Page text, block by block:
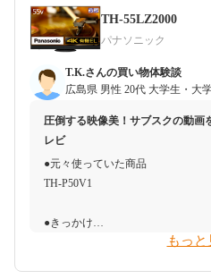
感じることがあります。
●どのような人におすすめできるか
肌の弱い人や赤ちゃんを持つ家族
優しく、洗剤の刺激が少ないため
一方、ULTRA FINE BUBBLEは他
あり、予算に制限がある人にはお
●気にする必要がなかったこと
ませんでした。
●使ってみた感想（悪かったこと）
吸引力が強いものの、吸い込んだ
によって床に散らばっていたゴミ
りも先に舞って、どこかへ行って
うだなと思います。また、備品を
ってくれません。そのため、近く
吸い込むわけではありません。少
結局接続口をつけて掃除すること
お勧めできない人は部屋が広い方
ので少し足りないのと口が小さい
真空ひたしという機能で焚き上げ
米の芯まで吸水させ、高火力で炊
25分程で炊飯可能です。本体上面
表示が大きく見やすいので操作し
上げができるモードもついていて
扱い説明書に目安が書いてあるの
スを選んでスイッチオンで美味し
●使ってみた感想（悪かったこと）
しまったら変形などして最悪使え
必要です。また内釜で直接米を洗
で、最新機も安くなっていたこと
とが決め手になりました。
●懸念点
有機ELテレビはキズが付きやす
●搬入・受取・開封・設置時のトラ
なし
店頭で観たときも画質がキレイだ
画を見ると格別画質の良さを感じ
●予算感
予算は10万くらいを漠然と考えて
購入前の機体は、今のを買った時
感じていたのでインチアップが出
た。
が変わって来ました。
●迷った商品
50Z570L
●決め手
今までの液晶テレビのサイズと、
TH-55LZ2000
パナソニック
T.K.さんの買い物体験談
広島県 男性 20代 大学生・大
圧倒する映像美！サブスクの動画
レビ
●元々使っていた商品
TH-P50V1
●きっかけ
今まで使っていたテレビの画面に
もっと